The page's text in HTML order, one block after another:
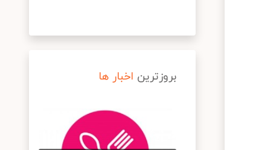
بروزترین اخبار ها